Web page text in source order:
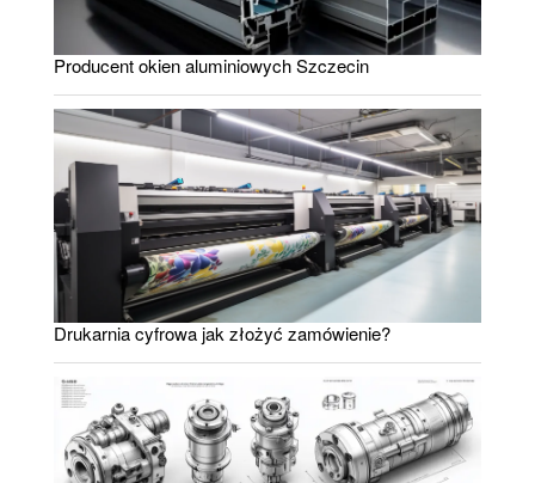
Producent okien aluminiowych Szczecin
Drukarnia cyfrowa jak złożyć zamówienie?